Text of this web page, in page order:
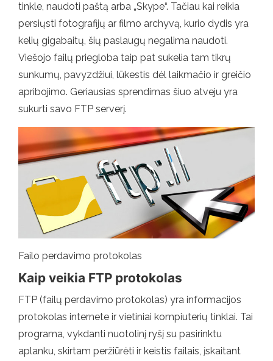
tinkle, naudoti paštą arba „Skype“. Tačiau kai reikia
persiųsti fotografijų ar filmo archyvą, kurio dydis yra
kelių gigabaitų, šių paslaugų negalima naudoti.
Viešojo failų priegloba taip pat sukelia tam tikrų
sunkumų, pavyzdžiui, lūkestis dėl laikmačio ir greičio
apribojimo. Geriausias sprendimas šiuo atveju yra
sukurti savo FTP serverį.
Failo perdavimo protokolas
Kaip veikia FTP protokolas
FTP (failų perdavimo protokolas) yra informacijos
protokolas internete ir vietiniai kompiuterių tinklai. Tai
programa, vykdanti nuotolinį ryšį su pasirinktu
aplanku, skirtam peržiūrėti ir keistis failais, įskaitant